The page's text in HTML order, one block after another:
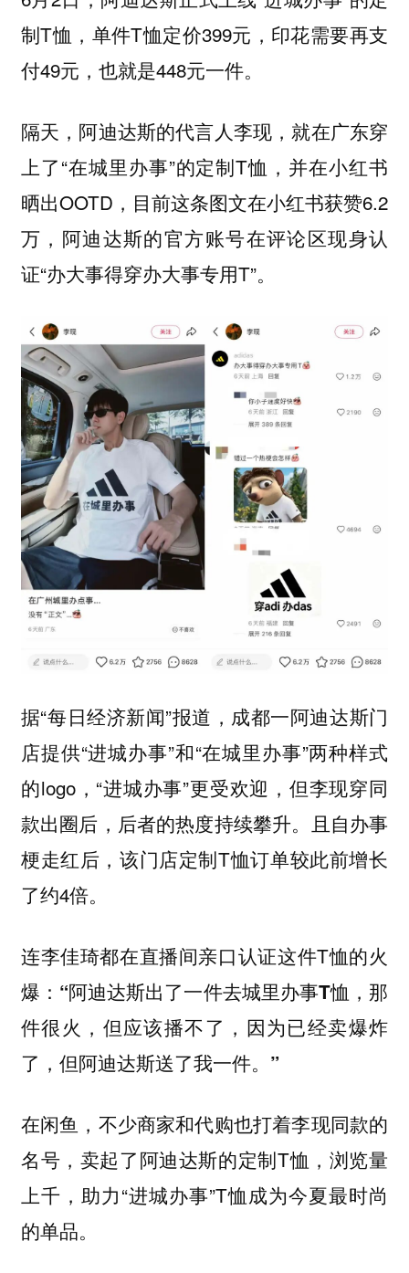
制T恤，单件T恤定价399元，印花需要再支
付49元，也就是448元一件。
隔天，阿迪达斯的代言人李现，就在广东穿
上了“在城里办事”的定制T恤，并在小红书
晒出OOTD，目前这条图文在小红书获赞6.2
万，阿迪达斯的官方账号在评论区现身认
证“办大事得穿办大事专用T”。
据“每日经济新闻”报道，成都一阿迪达斯门
店提供“进城办事”和“在城里办事”两种样式
的logo，“进城办事”更受欢迎，但李现穿同
款出圈后，后者的热度持续攀升。且自办事
梗走红后，该门店定制T恤订单较此前增长
了约4倍。
连李佳琦都在直播间亲口认证这件T恤的火
爆： “阿迪达斯出了一件去城里办事T恤，那
件很火，但应该播不了，因为已经卖爆炸
了，但阿迪达斯送了我一件。”
在闲鱼，不少商家和代购也打着李现同款的
名号，卖起了阿迪达斯的定制T恤，浏览量
上千，助力“进城办事”T恤成为今夏最时尚
的单品。